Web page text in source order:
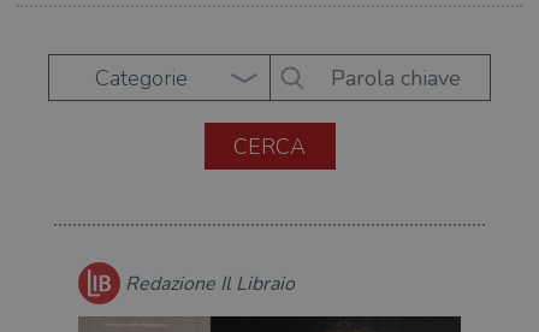
Categorie
Redazione Il Libraio